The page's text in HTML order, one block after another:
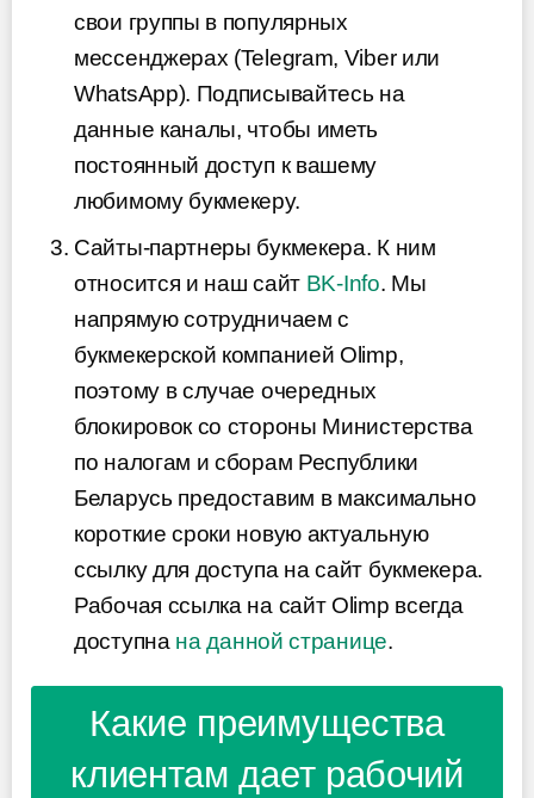
свои группы в популярных
мессенджерах (Telegram, Viber или
WhatsApp). Подписывайтесь на
данные каналы, чтобы иметь
постоянный доступ к вашему
любимому букмекеру.
Сайты-партнеры букмекера. К ним
относится и наш сайт BK-Info. Мы
напрямую сотрудничаем с
букмекерской компанией Olimp,
поэтому в случае очередных
блокировок со стороны Министерства
по налогам и сборам Республики
Беларусь предоставим в максимально
короткие сроки новую актуальную
ссылку для доступа на сайт букмекера.
Рабочая ссылка на сайт Olimp всегда
доступна на данной странице.
Какие преимущества
клиентам дает рабочий